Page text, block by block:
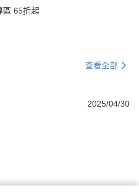
區 65折起
查看全部
2025/04/30